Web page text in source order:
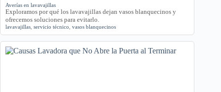
Averías en lavavajillas
Exploramos por qué los lavavajillas dejan vasos blanquecinos y
ofrecemos soluciones para evitarlo.
lavavajillas servicio técnico vasos blanquecinos